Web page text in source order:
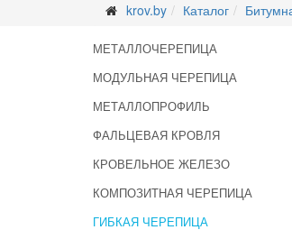
krov.by Каталог
МЕТАЛЛОЧЕРЕПИЦА
МОДУЛЬНАЯ ЧЕРЕПИЦА
МЕТАЛЛОПРОФИЛЬ
ФАЛЬЦЕВАЯ КРОВЛЯ
КРОВЕЛЬНОЕ ЖЕЛЕЗО
КОМПОЗИТНАЯ ЧЕРЕПИЦА
ГИБКАЯ ЧЕРЕПИЦА